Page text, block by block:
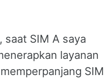
saat SIM A saya
layanan
SIM